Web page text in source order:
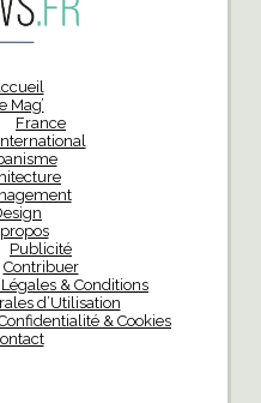
Mag’
France
Publicité
Contribuer
& Conditions
d’Utilisation
& Cookies